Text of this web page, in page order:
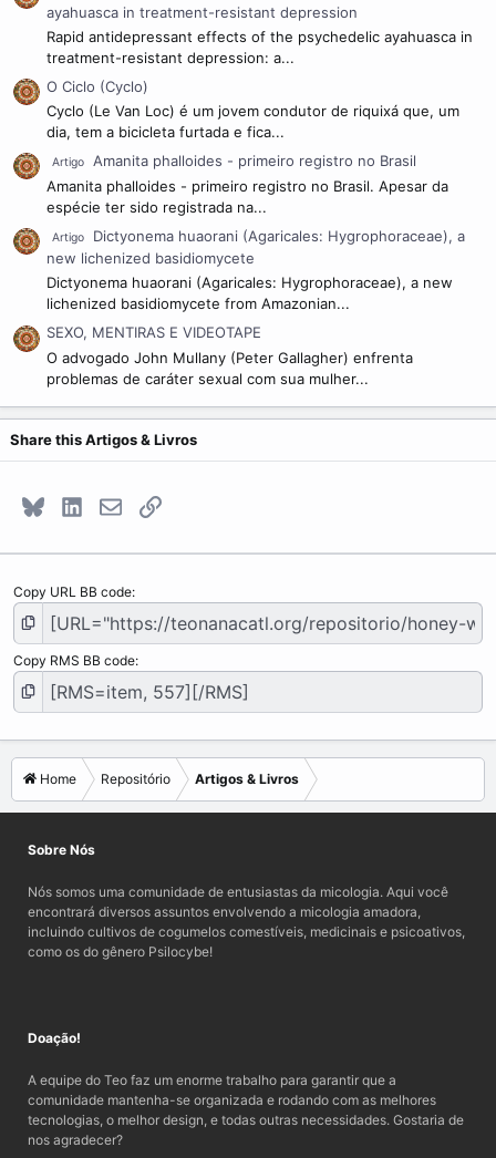
ayahuasca in treatment-resistant depression
Rapid antidepressant effects of the psychedelic ayahuasca in
treatment-resistant depression: a...
O Ciclo (Cyclo)
Cyclo (Le Van Loc) é um jovem condutor de riquixá que, um
dia, tem a bicicleta furtada e fica...
Artigo
Amanita phalloides - primeiro registro no Brasil
Amanita phalloides - primeiro registro no Brasil. Apesar da
espécie ter sido registrada na...
Artigo
Dictyonema huaorani (Agaricales: Hygrophoraceae), a
new lichenized basidiomycete
Dictyonema huaorani (Agaricales: Hygrophoraceae), a new
lichenized basidiomycete from Amazonian...
SEXO, MENTIRAS E VIDEOTAPE
O advogado John Mullany (Peter Gallagher) enfrenta
problemas de caráter sexual com sua mulher...
Share this Artigos & Livros
Bluesky LinkedInE-mailLink
Copy URL BB code
Copy RMS BB code
Home Repositório Artigos & Livros
Sobre Nós
Nós somos uma comunidade de entusiastas da micologia. Aqui você
encontrará diversos assuntos envolvendo a micologia amadora,
incluindo cultivos de cogumelos comestíveis, medicinais e psicoativos,
como os do gênero Psilocybe!
Doação!
A equipe do Teo faz um enorme trabalho para garantir que a
comunidade mantenha-se organizada e rodando com as melhores
tecnologias, o melhor design, e todas outras necessidades. Gostaria de
nos agradecer?